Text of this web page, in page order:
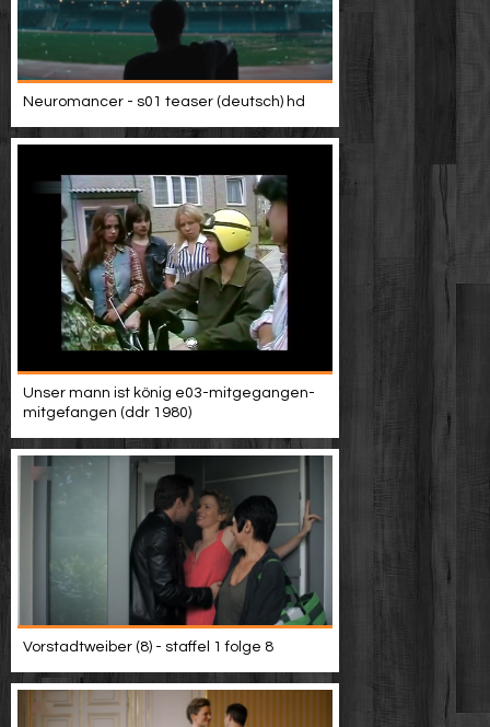
Neuromancer - s01 teaser (deutsch) hd
Unser mann ist könig e03-mitgegangen-
mitgefangen (ddr 1980)
Vorstadtweiber (8) - staffel 1 folge 8